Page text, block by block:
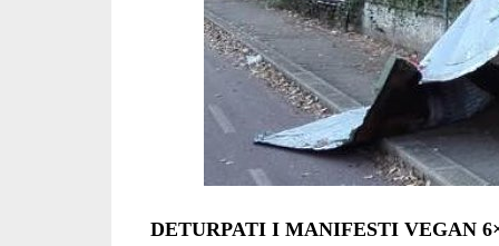
DETURPATI I MANIFESTI VEGAN